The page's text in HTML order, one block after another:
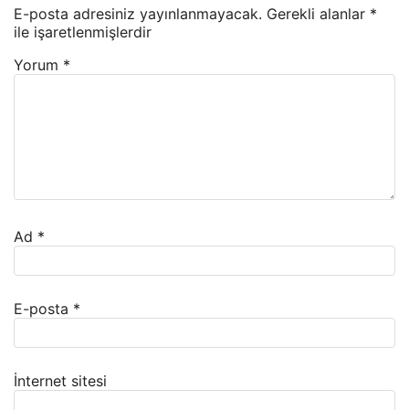
E-posta adresiniz yayınlanmayacak. Gerekli alanlar *
ile işaretlenmişlerdir
Yorum *
Ad *
E-posta *
İnternet sitesi